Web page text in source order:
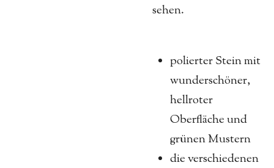
sehen.
polierter Stein mit
wunderschöner,
hellroter
Oberfläche und
grünen Mustern
die verschiedenen